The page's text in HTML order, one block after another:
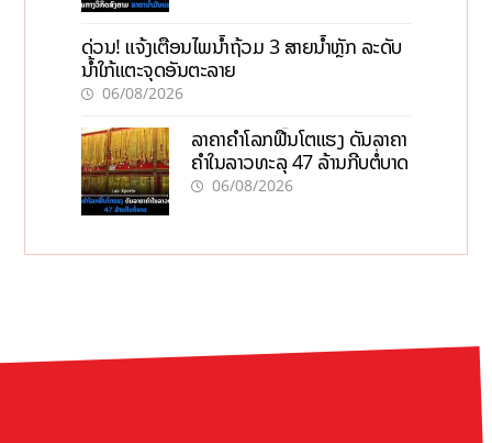
ດ່ວນ! ແຈ້ງເຕືອນໄພນໍ້າຖ້ວມ 3 ສາຍນໍ້າຫຼັກ ລະດັບ
ນໍ້າໃກ້ແຕະຈຸດອັນຕະລາຍ
06/08/2026
ລາຄາຄຳໂລກຟື້ນໂຕແຮງ ດັນລາຄາ
ຄຳໃນລາວທະລຸ 47 ລ້ານກີບຕໍ່ບາດ
06/08/2026